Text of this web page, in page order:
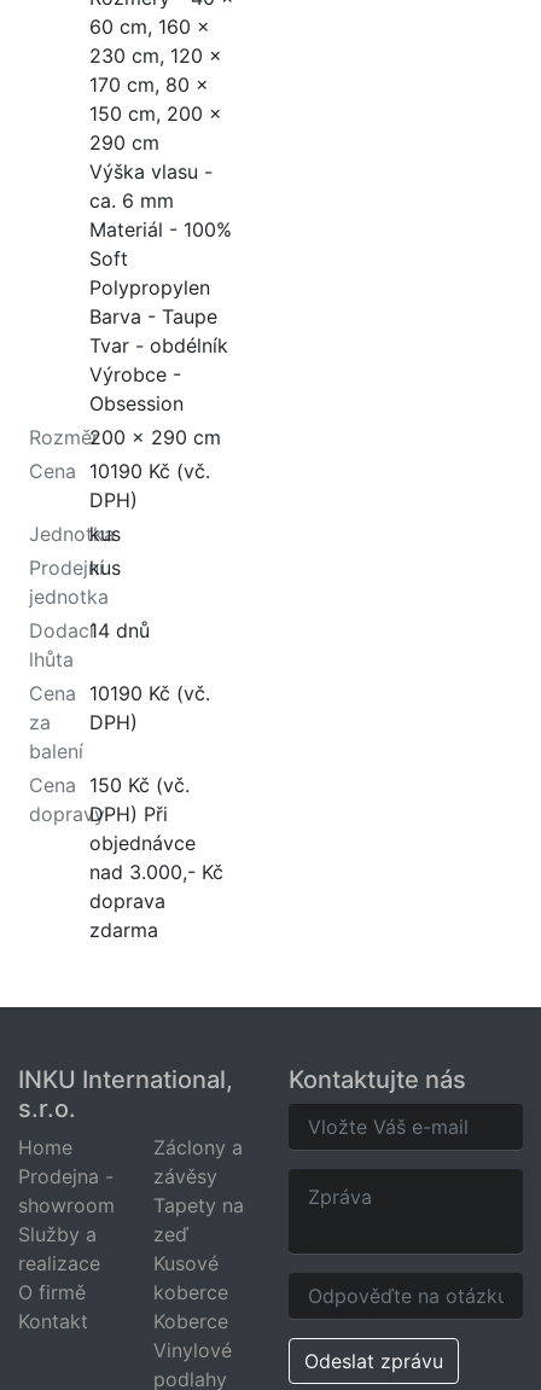
60 cm, 160 x
230 cm, 120 x
170 cm, 80 x
150 cm, 200 x
290 cm
Výška vlasu -
ca. 6 mm
Materiál - 100%
Soft
Polypropylen
Barva - Taupe
Tvar - obdélník
Výrobce -
Obsession
Rozměr200 x 290 cm
Cena
10190 Kč (vč.
DPH)
Jednotka
kus
Prodejní
jednotka
kus
Dodací
lhůta
14 dnů
Cena
za
balení
10190 Kč (vč.
DPH)
Cena
dopravy
150 Kč (vč.
DPH) Při
objednávce
nad 3.000,- Kč
doprava
zdarma
INKU International,
s.r.o.
Home
Prodejna -
showroom
Služby a
realizace
O firmě
Kontakt
Záclony a
závěsy
Tapety na
zeď
Kusové
koberce
Koberce
Vinylové
podlahy
Kontaktujte nás
Odeslat zprávu